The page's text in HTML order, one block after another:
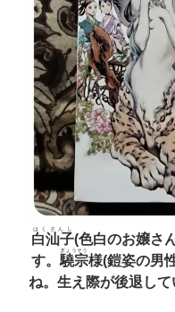
白汕子
はくさんし
(色白のお嬢さ
す。 驍宗
ぎょうそう
様(鎧姿の男
ね。生え際が後退して